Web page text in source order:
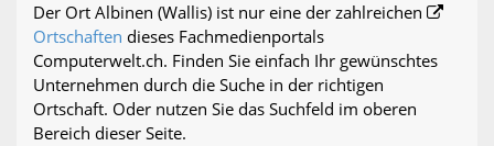
Der Ort Albinen (Wallis) ist nur eine der zahlreichen
Ortschaften dieses Fachmedienportals
Computerwelt.ch. Finden Sie einfach Ihr gewünschtes
Unternehmen durch die Suche in der richtigen
Ortschaft. Oder nutzen Sie das Suchfeld im oberen
Bereich dieser Seite.